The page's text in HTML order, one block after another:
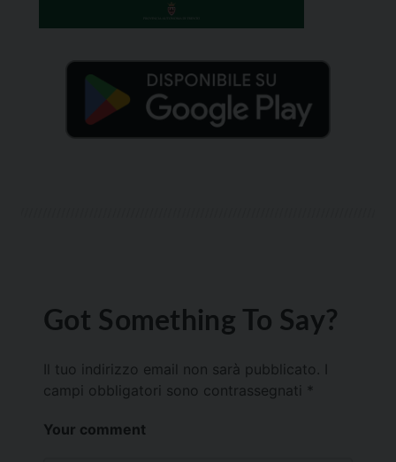
Got Something To Say?
Il tuo indirizzo email non sarà pubblicato.
campi obbligatori sono contrassegnati *
Your comment